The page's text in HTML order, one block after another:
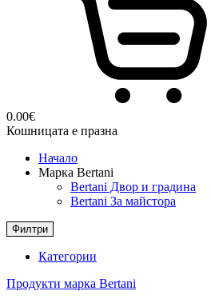
0.00€
Кошницата е празна
Начало
Марка Bertani
Bertani Двор и градина
Bertani За майстора
Филтри
Категории
Продукти марка Bertani